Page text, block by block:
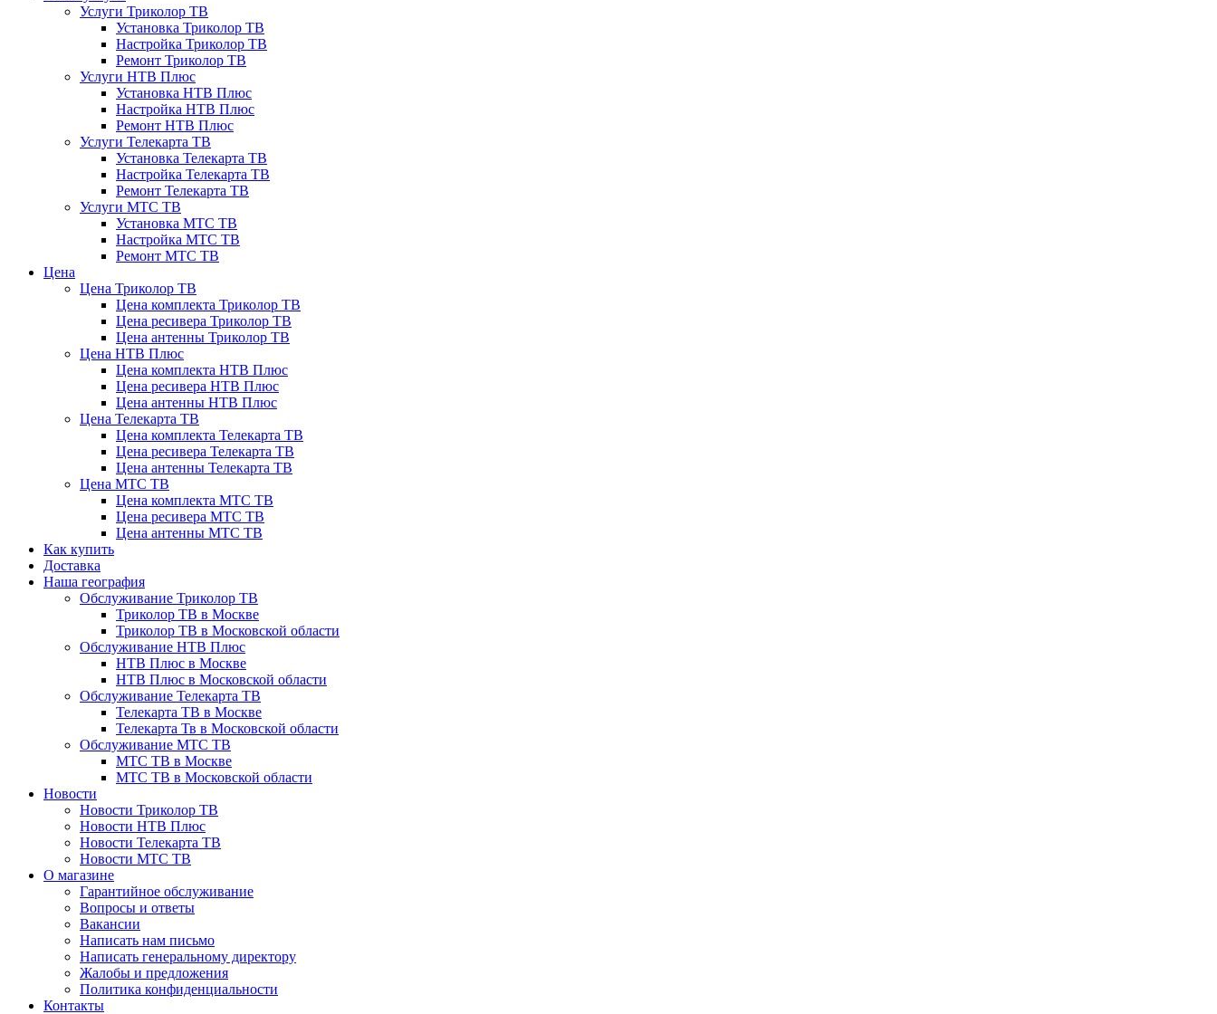
Услуги Триколор ТВ
Установка Триколор ТВ
Настройка Триколор ТВ
Ремонт Триколор ТВ
Услуги НТВ Плюс
Установка НТВ Плюс
Настройка НТВ Плюс
Ремонт НТВ Плюс
Услуги Телекарта ТВ
Установка Телекарта ТВ
Настройка Телекарта ТВ
Ремонт Телекарта ТВ
Услуги МТС ТВ
Установка МТС ТВ
Настройка МТС ТВ
Ремонт МТС ТВ
Цена
Цена Триколор ТВ
Цена комплекта Триколор ТВ
Цена ресивера Триколор ТВ
Цена антенны Триколор ТВ
Цена НТВ Плюс
Цена комплекта НТВ Плюс
Цена ресивера НТВ Плюс
Цена антенны НТВ Плюс
Цена Телекарта ТВ
Цена комплекта Телекарта ТВ
Цена ресивера Телекарта ТВ
Цена антенны Телекарта ТВ
Цена МТС ТВ
Цена комплекта МТС ТВ
Цена ресивера МТС ТВ
Цена антенны МТС ТВ
Как купить
Доставка
Наша география
Обслуживание Триколор ТВ
Триколор ТВ в Москве
Триколор ТВ в Московской области
Обслуживание НТВ Плюс
НТВ Плюс в Москве
НТВ Плюс в Московской области
Обслуживание Телекарта ТВ
Телекарта ТВ в Москве
Телекарта Тв в Московской области
Обслуживание МТС ТВ
МТС ТВ в Москве
МТС ТВ в Московской области
Новости
Новости Триколор ТВ
Новости НТВ Плюс
Новости Телекарта ТВ
Новости МТС ТВ
О магазине
Гарантийное обслуживание
Вопросы и ответы
Вакансии
Написать нам письмо
Написать генеральному директору
Жалобы и предложения
Политика конфиденциальности
Контакты